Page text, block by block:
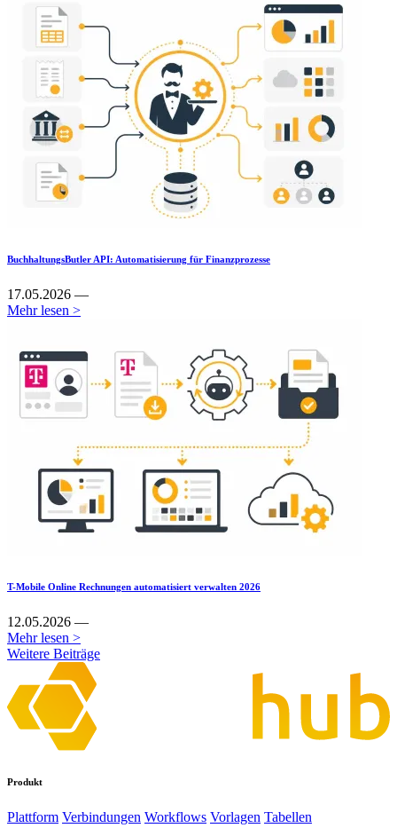
BuchhaltungsButler API: Automatisierung für Finanzprozesse
17.05.2026 —
Mehr lesen >
T-Mobile Online Rechnungen automatisiert verwalten 2026
12.05.2026 —
Mehr lesen >
Weitere Beiträge
Produkt
Plattform Verbindungen Workflows Vorlagen Tabellen